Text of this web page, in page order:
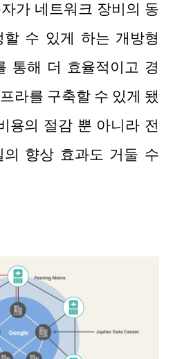
가 네트워크 장비의 동
수 있게 하는 개방형
통해 더 효율적이고 경
라를 구축할 수 있게 됐
용의 절감 뿐 아니라 전
의 향상 효과도 거둘 수